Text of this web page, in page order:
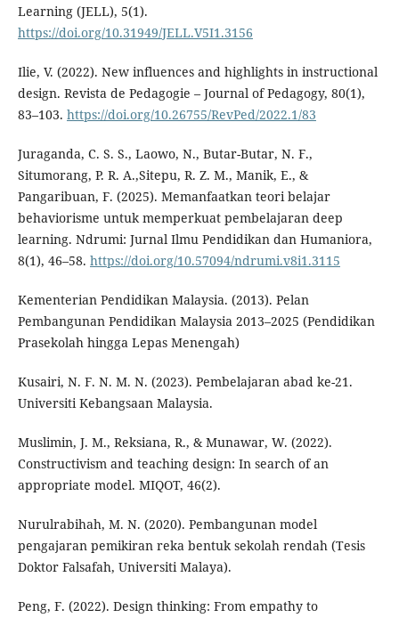
Learning (JELL), 5(1).
https://doi.org/10.31949/JELL.V5I1.3156
Ilie, V. (2022). New influences and highlights in instructional
design. Revista de Pedagogie – Journal of Pedagogy, 80(1),
83–103. https://doi.org/10.26755/RevPed/2022.1/83
Juraganda, C. S. S., Laowo, N., Butar-Butar, N. F.,
Situmorang, P. R. A.,Sitepu, R. Z. M., Manik, E., &
Pangaribuan, F. (2025). Memanfaatkan teori belajar
behaviorisme untuk memperkuat pembelajaran deep
learning. Ndrumi: Jurnal Ilmu Pendidikan dan Humaniora,
8(1), 46–58. https://doi.org/10.57094/ndrumi.v8i1.3115
Kementerian Pendidikan Malaysia. (2013). Pelan
Pembangunan Pendidikan Malaysia 2013–2025 (Pendidikan
Prasekolah hingga Lepas Menengah)
Kusairi, N. F. N. M. N. (2023). Pembelajaran abad ke-21.
Universiti Kebangsaan Malaysia.
Muslimin, J. M., Reksiana, R., & Munawar, W. (2022).
Constructivism and teaching design: In search of an
appropriate model. MIQOT, 46(2).
Nurulrabihah, M. N. (2020). Pembangunan model
pengajaran pemikiran reka bentuk sekolah rendah (Tesis
Doktor Falsafah, Universiti Malaya).
Peng, F. (2022). Design thinking: From empathy to